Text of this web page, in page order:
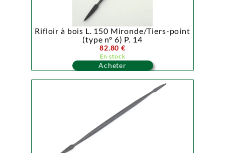
Rifloir à bois L. 150 Mironde/Tiers-point
(type n° 6) P. 14
82.80 €
En stock
Acheter